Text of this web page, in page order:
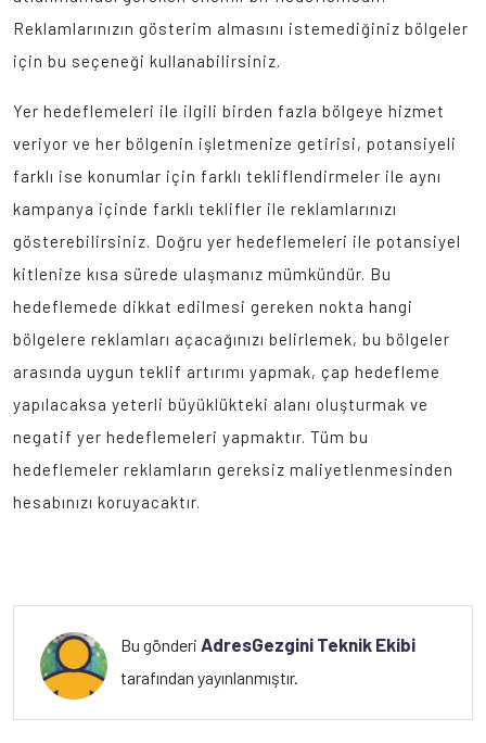
Reklamlarınızın gösterim almasını istemediğiniz bölgeler
için bu seçeneği kullanabilirsiniz.
Yer hedeflemeleri ile ilgili birden fazla bölgeye hizmet
veriyor ve her bölgenin işletmenize getirisi, potansiyeli
farklı ise konumlar için farklı tekliflendirmeler ile aynı
kampanya içinde farklı teklifler ile reklamlarınızı
gösterebilirsiniz. Doğru yer hedeflemeleri ile potansiyel
kitlenize kısa sürede ulaşmanız mümkündür. Bu
hedeflemede dikkat edilmesi gereken nokta hangi
bölgelere reklamları açacağınızı belirlemek, bu bölgeler
arasında uygun teklif artırımı yapmak, çap hedefleme
yapılacaksa yeterli büyüklükteki alanı oluşturmak ve
negatif yer hedeflemeleri yapmaktır. Tüm bu
hedeflemeler reklamların gereksiz maliyetlenmesinden
hesabınızı koruyacaktır.
Bu gönderiAdresGezgini Teknik Ekibi
tarafından yayınlanmıştır.